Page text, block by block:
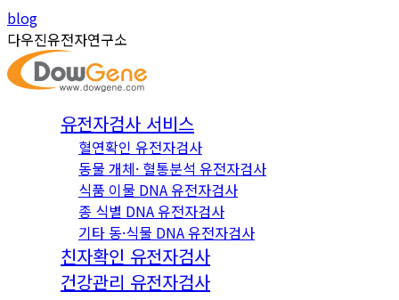
Skip
to
content
Instagram
page
opens
in
YouTube
page
opens
in
blog
다우진유전자연구소
유전자검사 서비스
혈연확인 유전자검사
동물 개체· 혈통분석 유전자검사
식품 이물 DNA 유전자검사
종 식별 DNA 유전자검사
기타 동·식물 DNA 유전자검사
친자확인 유전자검사
건강관리 유전자검사